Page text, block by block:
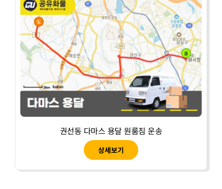
권선동 다마스 용달 원룸짐 운송
상세보기